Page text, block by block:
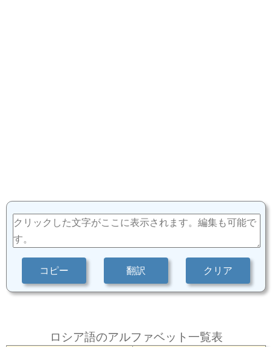
コピー 翻訳 クリア
ロシア語のアルファベット一覧表